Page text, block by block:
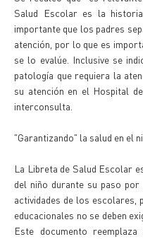
Salud Escolar es la
importante que los padres
atención, por lo que es
se lo evalúe. Inclusive se
patología que requiera la
su atención en el Hospital
interconsulta.
"Garantizando" la salud en el
La Libreta de Salud Escolar
del niño durante su paso
actividades de los escolares,
educacionales no se deben
Este documento